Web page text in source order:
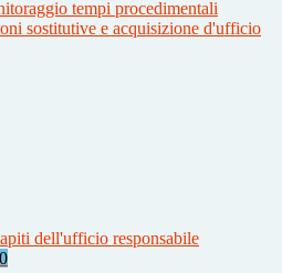
tempi procedimentali
sostitutive e acquisizione d'ufficio
dell'ufficio responsabile